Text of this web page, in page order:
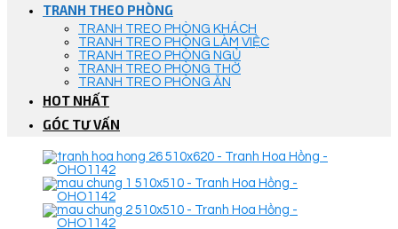
TRANH THEO PHÒNG
TRANH TREO PHÒNG KHÁCH
TRANH TREO PHÒNG LÀM VIỆC
TRANH TREO PHÒNG NGỦ
TRANH TREO PHÒNG THỜ
TRANH TREO PHÒNG ĂN
HOT NHẤT
GÓC TƯ VẤN